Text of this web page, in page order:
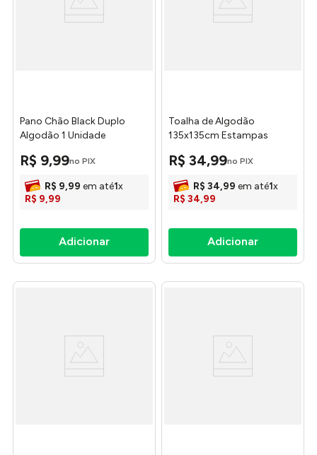
Pano Chão Black Duplo
Algodão 1 Unidade
R$ 9,99no PIX
R$ 9,99 em até1x
R$ 9,99
Toalha de Algodão
135x135cm Estampas
R$ 34,99no PIX
R$ 34,99 em até1x
R$ 34,99